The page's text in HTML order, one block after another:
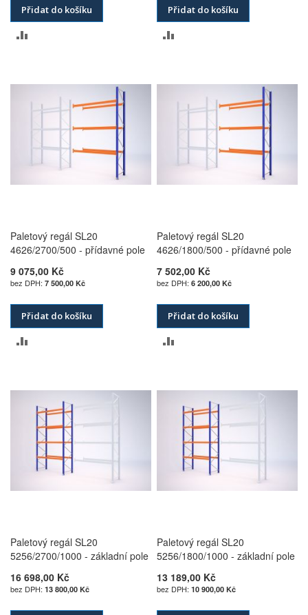
Přidat do košíku
POROVNÁNÍ
Přidat do košíku
POROVNÁNÍ
Paletový regál SL20
4626/2700/500 - přídavné pole
9 075,00 Kč
7 500,00 Kč
Přidat do košíku
POROVNÁNÍ
Paletový regál SL20
4626/1800/500 - přídavné pole
7 502,00 Kč
6 200,00 Kč
Přidat do košíku
POROVNÁNÍ
Paletový regál SL20
5256/2700/1000 - základní pole
16 698,00 Kč
13 800,00 Kč
Paletový regál SL20
5256/1800/1000 - základní pole
13 189,00 Kč
10 900,00 Kč